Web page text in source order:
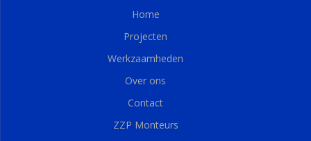
Home
Projecten
Werkzaamheden
Over ons
Contact
ZZP Monteurs